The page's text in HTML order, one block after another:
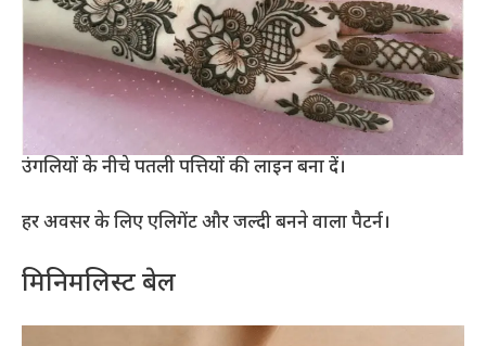
उंगलियों के नीचे पतली पत्तियों की लाइन बना दें।
हर अवसर के लिए एलिगेंट और जल्दी बनने वाला पैटर्न।
मिनिमलिस्ट बेल